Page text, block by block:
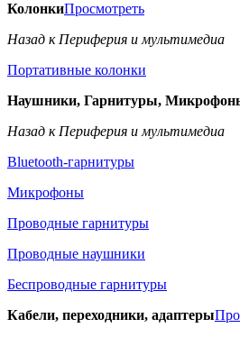
КолонкиПросмотреть
Назад к Периферия и мультимедиа
Портативные колонки
Наушники, Гарнитуры,
Назад к Периферия и мультимедиа
Bluetooth-гарнитуры
Микрофоны
Проводные гарнитуры
Проводные наушники
Беспроводные гарнитуры
Кабели, переходники, адаптеры